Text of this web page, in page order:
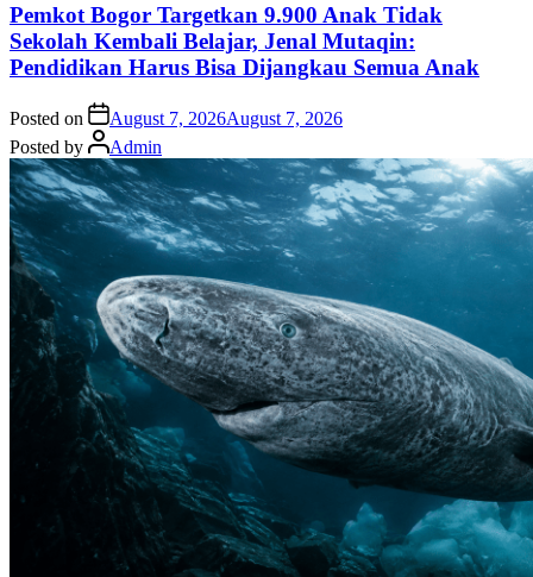
Pemkot Bogor Targetkan 9.900 Anak Tidak
Sekolah Kembali Belajar, Jenal Mutaqin:
Pendidikan Harus Bisa Dijangkau Semua Anak
Posted on August 7, 2026August 7, 2026
Posted by
Admin